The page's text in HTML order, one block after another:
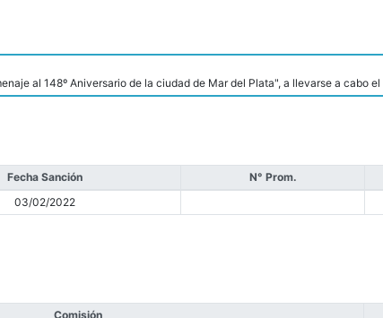
al 148º Aniversario de la ciudad de Mar del Plata", a llevarse a cabo
Fecha Sanción N° Prom.
03/02/2022
Comisión